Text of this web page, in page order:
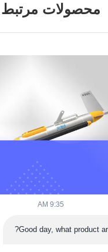
محصولات مرتبط
فرکانس زمان واقعی 400KHz سوئیچینگ
9:35 AM
Good day, what product